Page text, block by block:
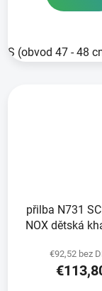
S (obvod 47 - 48
přilba N731
NOX dětská khaki více
€92,52 bez